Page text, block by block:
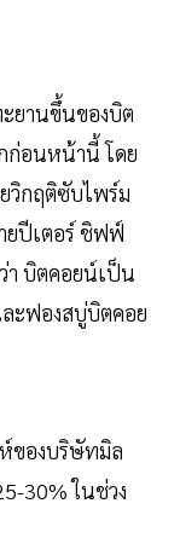
ยานขึ้นของบิต
ก่อนหน้านี้ โดย
วิกฤติซับไพร์ม
ยปีเตอร์ ชิฟฟ์
า บิตคอยน์เป็น
ละฟองสบู่บิตคอย
ของบริษัทมิล
30% ในช่วง